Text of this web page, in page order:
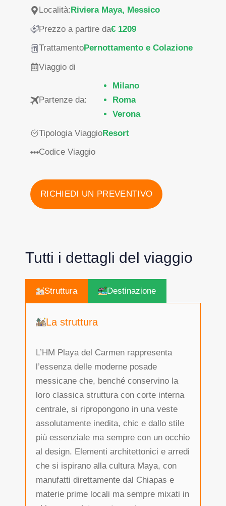
Località: Riviera Maya, Messico
Prezzo a partire da€ 1209
TrattamentoPernottamento e Colazione
Viaggio di
Partenze da:
Milano
Roma
Verona
Tipologia ViaggioResort
Codice Viaggio
RICHIEDI UN PREVENTIVO
Tutti i dettagli del viaggio
Struttura Destinazione
La struttura
L’HM Playa del Carmen rappresenta
l’essenza delle moderne posade
messicane che, benché conservino la
loro classica struttura con corte interna
centrale, si ripropongono in una veste
assolutamente inedita, chic e dallo stile
più essenziale ma sempre con un occhio
al design. Elementi architettonici e arredi
che si ispirano alla cultura Maya, con
manufatti direttamente dal Chiapas e
materie prime locali ma sempre mixati in